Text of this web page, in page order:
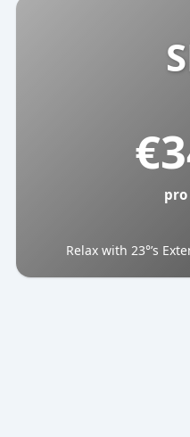
€
Relax with 23°’s